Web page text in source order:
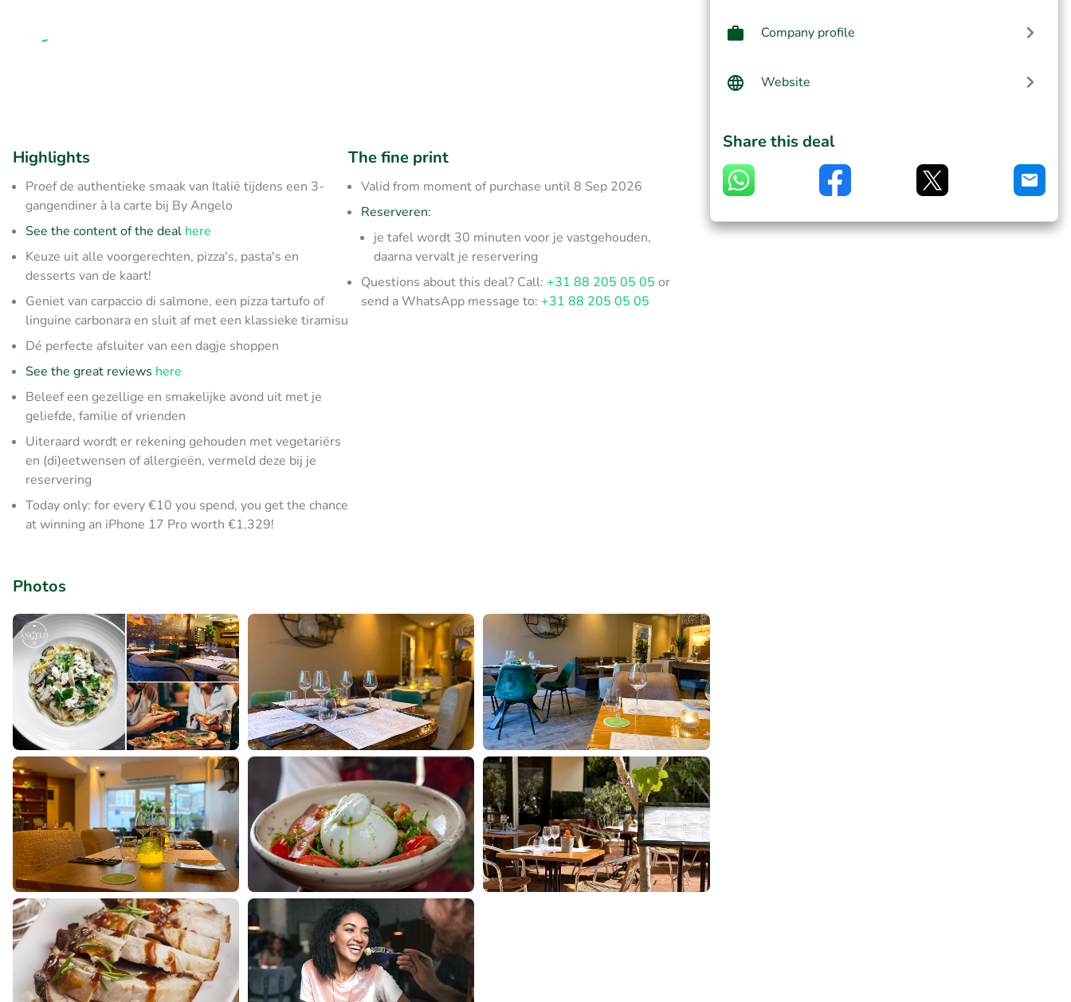
Highlights
Proef de authentieke smaak van Italië tijdens een 3-
gangendiner à la carte bij By Angelo
See the content of the deal here
Keuze uit alle voorgerechten, pizza's, pasta's en
desserts van de kaart!
Geniet van carpaccio di salmone, een pizza tartufo of
linguine carbonara en sluit af met een klassieke tiramisu
Dé perfecte afsluiter van een dagje shoppen
See the great reviews here
Beleef een gezellige en smakelijke avond uit met je
geliefde, familie of vrienden
Uiteraard wordt er rekening gehouden met vegetariërs
en (di)eetwensen of allergieën, vermeld deze bij je
reservering
Today only: for every €10 you spend, you get the chance
at winning an iPhone 17 Pro worth €1,329!
The fine print
Valid from moment of purchase until 8 Sep 2026
Reserveren:
je tafel wordt 30 minuten voor je vastgehouden,
daarna vervalt je reservering
Questions about this deal? Call:+31 88 205 05 05 or
send a WhatsApp message to:+31 88 205 05 05
Photos
Company profile
Website
Share this deal